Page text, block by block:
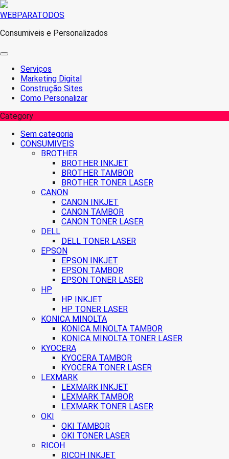
Skip
content
WEBPARATODOS
Consumiveis e Personalizados
Serviços
Marketing Digital
Construção Sites
Como Personalizar
Category
Sem categoria
CONSUMIVEIS
BROTHER
BROTHER INKJET
BROTHER TAMBOR
BROTHER TONER LASER
CANON
CANON INKJET
CANON TAMBOR
CANON TONER LASER
DELL
DELL TONER LASER
EPSON
EPSON INKJET
EPSON TAMBOR
EPSON TONER LASER
HP
HP INKJET
HP TONER LASER
KONICA MINOLTA
KONICA MINOLTA TAMBOR
KONICA MINOLTA TONER LASER
KYOCERA
KYOCERA TAMBOR
KYOCERA TONER LASER
LEXMARK
LEXMARK INKJET
LEXMARK TAMBOR
LEXMARK TONER LASER
OKI
OKI TAMBOR
OKI TONER LASER
RICOH
RICOH INKJET